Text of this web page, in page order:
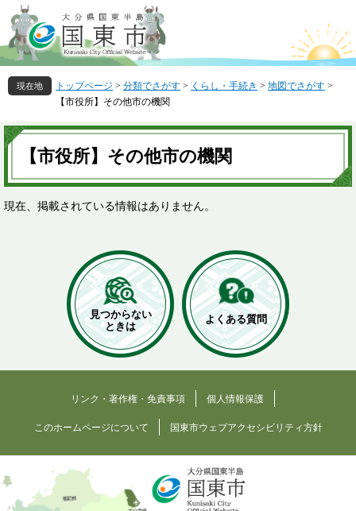
ー
ジ
の
先
頭
す
。
ニ
ュ
ー
を
飛
し
て
トップページ > 分類でさがす > くらし・手続き > 地図でさがす >
【市役所】その他市の機関
本
文
【市役所】その他市の機関
現在、掲載されている情報はありません。
見つからない
ときは
よくある質問
リンク・著作権・免責事項 個人情報保護
このホームページについて 国東市ウェブアクセシビリティ方針